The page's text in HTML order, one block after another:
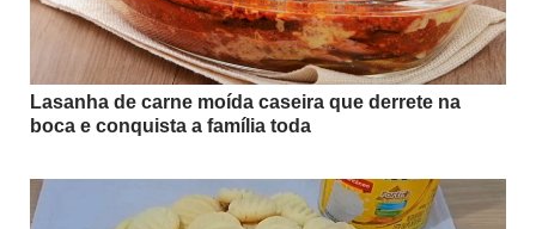
Lasanha de carne moída caseira que derrete na
boca e conquista a família toda